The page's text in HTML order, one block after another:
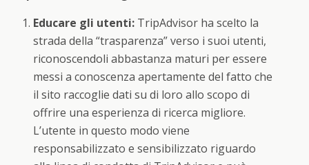
Educare gli utenti: TripAdvisor ha scelto la
strada della “trasparenza” verso i suoi utenti,
riconoscendoli abbastanza maturi per essere
messi a conoscenza apertamente del fatto che
il sito raccoglie dati su di loro allo scopo di
offrire una esperienza di ricerca migliore.
L’utente in questo modo viene
responsabilizzato e sensibilizzato riguardo